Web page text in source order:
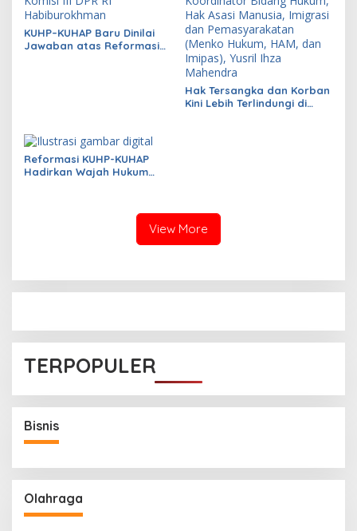
KUHP–KUHAP Baru Dinilai
Jawaban atas Reformasi
Hak Tersangka dan Korban
Kini Lebih Terlindungi di
Reformasi KUHP-KUHAP
Hadirkan Wajah Hukum
View More
TERPOPULER
Bisnis
Olahraga